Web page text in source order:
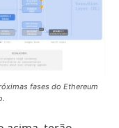
fases do Ethereum